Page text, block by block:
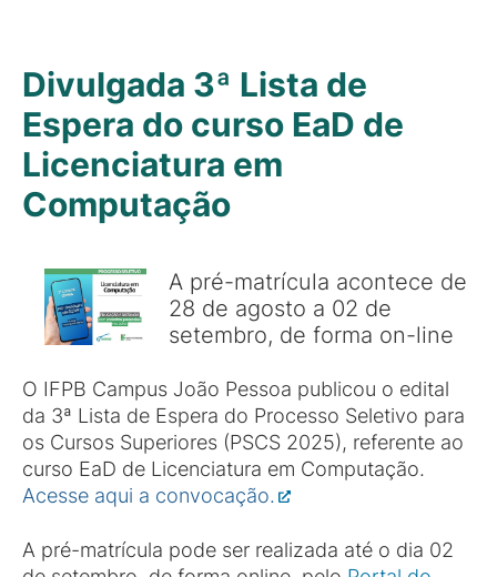
Divulgada 3ª Lista de
Espera do curso EaD de
Licenciatura em
Computação
A pré-matrícula acontece de
28 de agosto a 02 de
setembro, de forma on-line
O IFPB Campus João Pessoa publicou o edital
da 3ª Lista de Espera do Processo Seletivo para
os Cursos Superiores (PSCS 2025), referente ao
curso EaD de Licenciatura em Computação.
Acesse aqui a convocação.
A pré-matrícula pode ser realizada até o dia 02